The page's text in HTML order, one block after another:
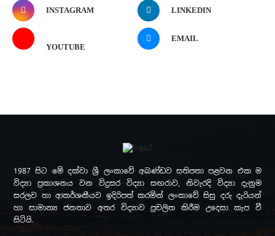
INSTAGRAM LINKEDIN
YOUTUBE
EMAIL
1987 සිට මේ දක්වා ශ්‍රී ලංකාවේ අඛණ්ඩව සතිපතා පළවන එක ම
විද්‍යා ප්‍රකාශනය වන විදුසර විද්‍යා සඟරාව, නිවැරදි විද්‍යා දැනුම
සරලව හා ආකර්ශනීයව ඉදිරිපත් කරමින් ලංකාවේ සිසු දරු දැරියන්
හා සාමාන්‍ය ජනතාව අතර විද්‍යාව ප්‍රචලිත කිරීම උදෙසා කැප වී
සිටියි.